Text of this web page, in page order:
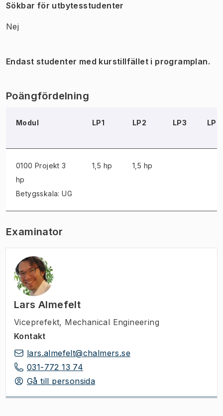
Sökbar för utbytesstudenter
Nej
Endast studenter med kurstillfället i programplan.
Poängfördelning
Modul LP1 LP2 LP3 LP4
0100 Projekt 3
hp
Betygsskala: UG
1,5 hp 1,5 hp
Examinator
Lars Almefelt
Viceprefekt, Mechanical Engineering
Kontakt
lars.almefelt@chalmers.se
031-772 13 74
Gå till personsida